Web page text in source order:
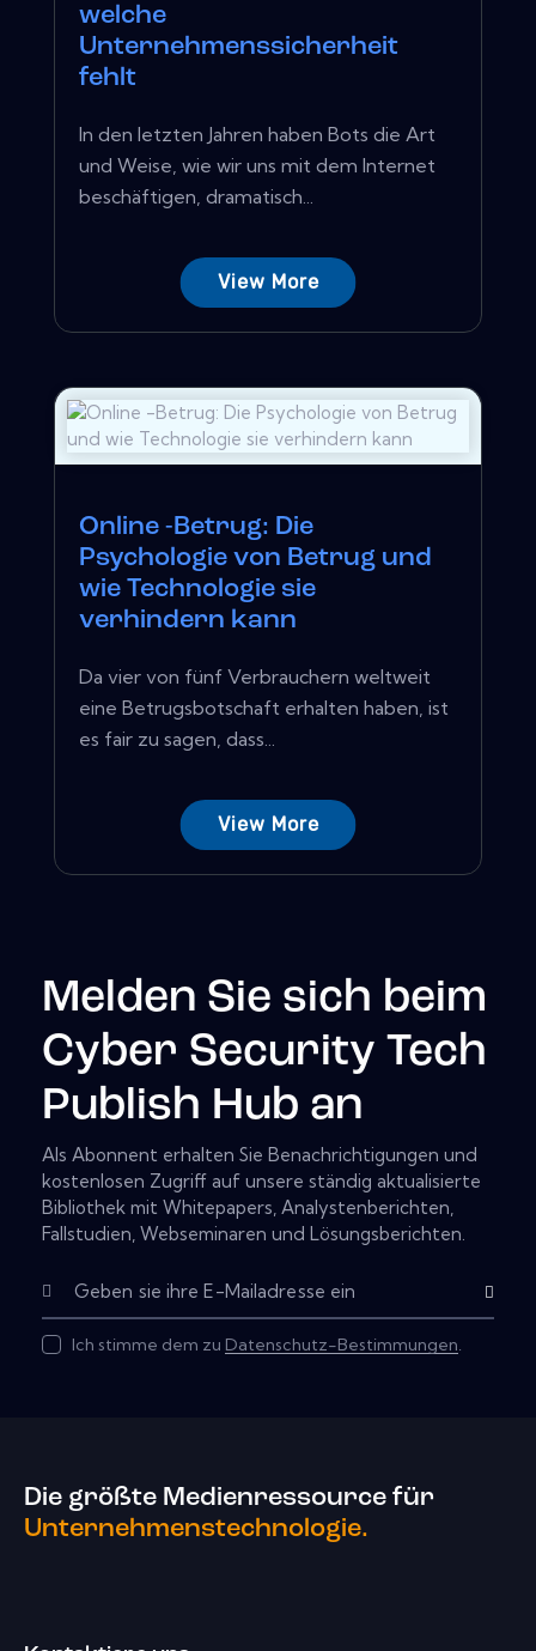
welche
Unternehmenssicherheit
fehlt
In den letzten Jahren haben Bots die Art
und Weise, wie wir uns mit dem Internet
beschäftigen, dramatisch...
View More
Online -Betrug: Die
Psychologie von Betrug und
wie Technologie sie
verhindern kann
Da vier von fünf Verbrauchern weltweit
eine Betrugsbotschaft erhalten haben, ist
es fair zu sagen, dass...
View More
Melden Sie sich beim
Cyber Security Tech
Publish Hub an
Als Abonnent erhalten Sie Benachrichtigungen und
kostenlosen Zugriff auf unsere ständig aktualisierte
Bibliothek mit Whitepapers, Analystenberichten,
Fallstudien, Webseminaren und Lösungsberichten.
Ich stimme dem zu Datenschutz-Bestimmungen.
Die größte Medienressource für
Unternehmenstechnologie.